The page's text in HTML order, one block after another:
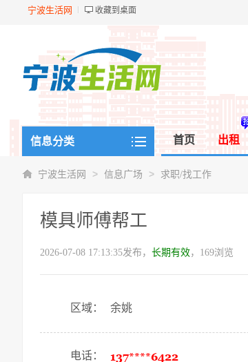
宁波生活网 收藏到桌面
信息分类 首页 出租
宁波生活网 > 信息广场 > 求职/找工作
模具师傅帮工
2026-07-08 17:13:35发布， 长期有效，169浏览
区域： 余姚
电话：